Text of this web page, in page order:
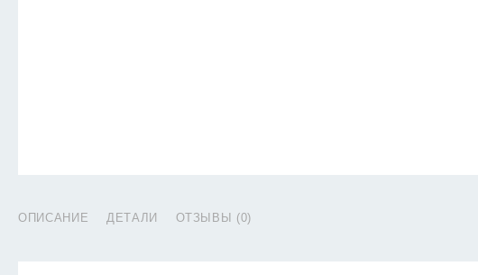
ОПИСАНИЕ ДЕТАЛИ ОТЗЫВЫ (0)